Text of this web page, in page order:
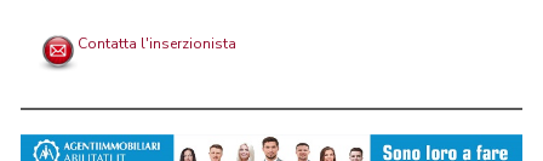
Contatta l'inserzionista